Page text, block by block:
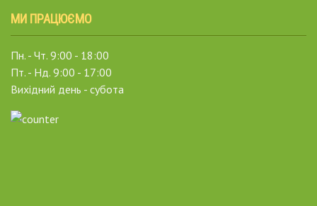
МИ ПРАЦЮЄМО
Пн. - Чт. 9:00 - 18:00
Пт. - Нд. 9:00 - 17:00
Вихідний день - субота